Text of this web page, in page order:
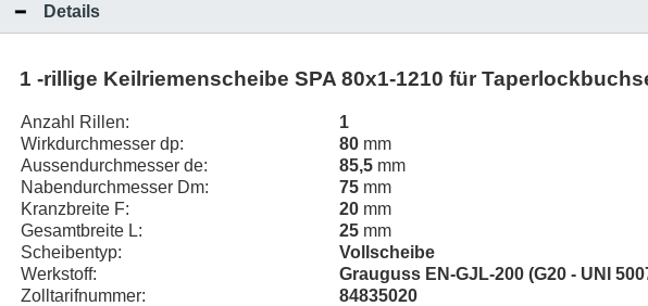
Details
1 -rillige Keilriemenscheibe SPA 80x1-1210 für
Anzahl Rillen:
1
Wirkdurchmesser dp:
80 mm
Aussendurchmesser de:
85,5 mm
Nabendurchmesser Dm:
75 mm
Kranzbreite F:
20 mm
Gesamtbreite L:
25 mm
Scheibentyp:
Vollscheibe
Werkstoff:
Grauguss EN-GJL-200 (G20 - UNI
Zolltarifnummer:
84835020